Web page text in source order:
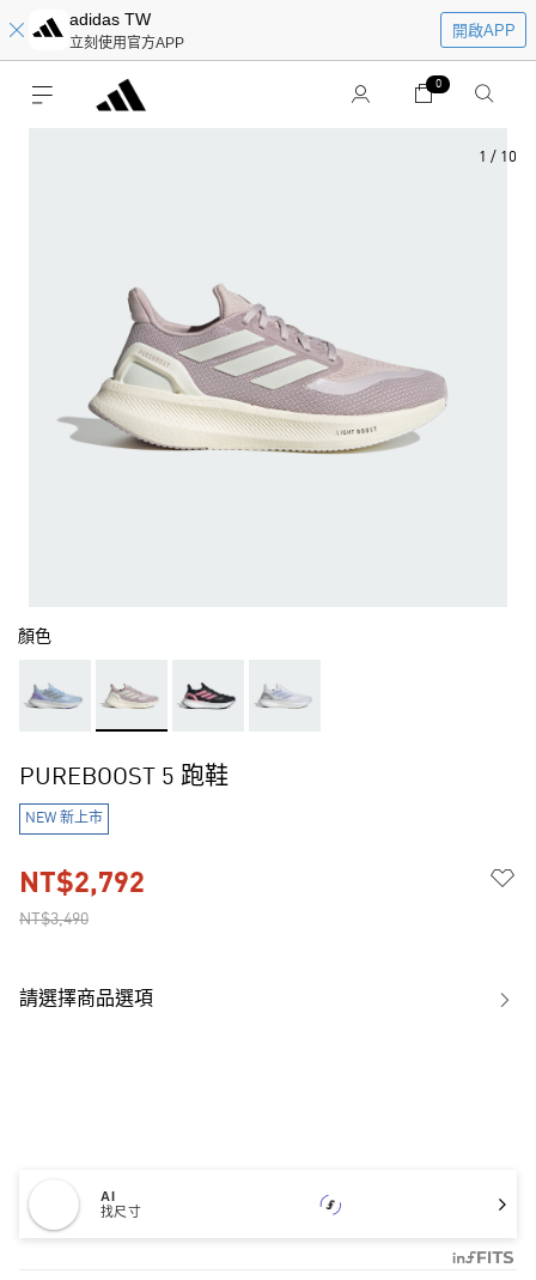
adidas TW
立刻使用官方APP
開啟APP
0
1 / 10
顏色
PUREBOOST 5 跑鞋
NEW 新上市
NT$3,490
NT$2,792
請選擇商品選項
AI
找尺寸